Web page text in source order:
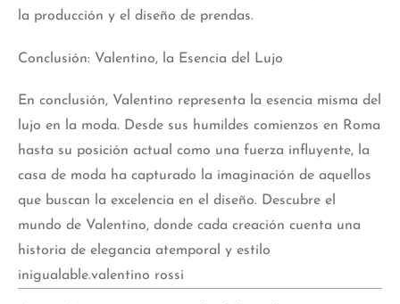
la producción y el diseño de prendas.
Conclusión: Valentino, la Esencia del Lujo
En conclusión, Valentino representa la esencia misma del
lujo en la moda. Desde sus humildes comienzos en Roma
hasta su posición actual como una fuerza influyente, la
casa de moda ha capturado la imaginación de aquellos
que buscan la excelencia en el diseño. Descubre el
mundo de Valentino, donde cada creación cuenta una
historia de elegancia atemporal y estilo
inigualable.valentino rossi